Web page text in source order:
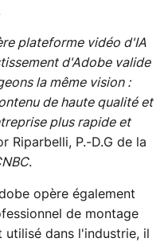
plateforme vidéo d'IA
d'Adobe valide
la même vision :
de haute qualité et
plus rapide et
Riparbelli, P.-D.G de la
.
opère également
de montage
dans l'industrie, il